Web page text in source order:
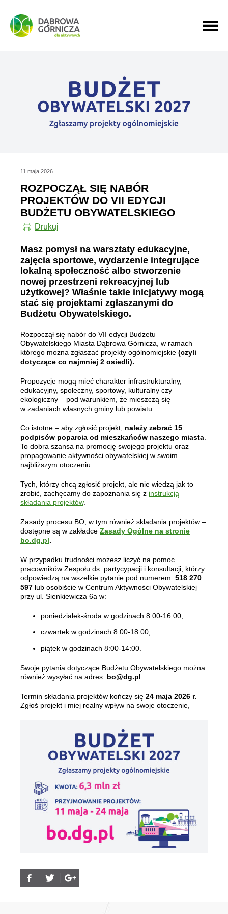
PRZEJDŹ DO MENU GŁÓWNEGO
PRZEJDŹ DO WYSZUKIWARKI
PRZEJDŹ DO TREŚCI
11 maja 2026
ROZPOCZĄŁ SIĘ NABÓR
PROJEKTÓW DO VII EDYCJI
BUDŻETU OBYWATELSKIEGO
Drukuj
Masz pomysł na warsztaty edukacyjne,
zajęcia sportowe, wydarzenie integrujące
lokalną społeczność albo stworzenie
nowej przestrzeni rekreacyjnej lub
użytkowej? Właśnie takie inicjatywy mogą
stać się projektami zgłaszanymi do
Budżetu Obywatelskiego.
Rozpoczął się nabór do VII edycji Budżetu
Obywatelskiego Miasta Dąbrowa Górnicza, w ramach
którego można zgłaszać projekty ogólnomiejskie (czyli
dotyczące co najmniej 2 osiedli).
Propozycje mogą mieć charakter infrastrukturalny,
edukacyjny, społeczny, sportowy, kulturalny czy
ekologiczny – pod warunkiem, że mieszczą się
w zadaniach własnych gminy lub powiatu.
Co istotne – aby zgłosić projekt, należy zebrać 15
podpisów poparcia od mieszkańców naszego miasta
To dobra szansa na promocję swojego projektu oraz
propagowanie aktywności obywatelskiej w swoim
najbliższym otoczeniu.
Tych, którzy chcą zgłosić projekt, ale nie wiedzą jak to
zrobić, zachęcamy do zapoznania się z instrukcją
składania projektów.
Zasady procesu BO, w tym również składania projektów –
dostępne są w zakładce Zasady Ogólne na stronie
bo.dg.pl.
W przypadku trudności możesz liczyć na pomoc
pracowników Zespołu ds. partycypacji i konsultacji, którzy
odpowiedzą na wszelkie pytanie pod numerem: 518 270
597 lub osobiście w Centrum Aktywności Obywatelskiej
przy ul. Sienkiewicza 6a w:
poniedziałek-środa w godzinach 8:00-16:00,
czwartek w godzinach 8:00-18:00,
piątek w godzinach 8:00-14:00.
Swoje pytania dotyczące Budżetu Obywatelskiego można
również wysyłać na adres: bo@dg.pl
Termin składania projektów kończy się 24 maja 2026 r.
Zgłoś projekt i miej realny wpływ na swoje otoczenie,